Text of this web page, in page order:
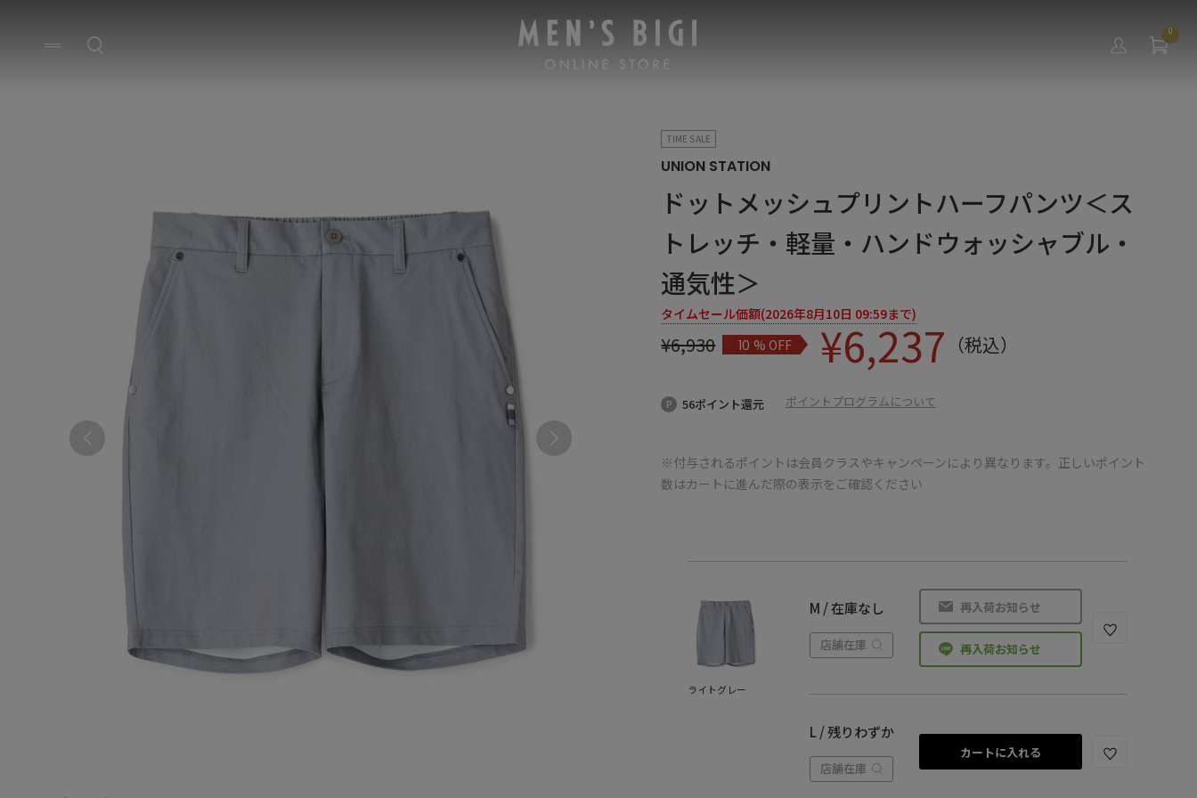
0
TIME SALE
UNION STATION
ドットメッシュプリントハーフパンツ＜ス
トレッチ・軽量・ハンドウォッシャブル・
通気性＞
タイムセール価額(2026年8月10日 09:59まで)
¥6,930 10% OFF ¥6,237 （税込）
56ポイント還元 ポイントプログラムについて
※付与されるポイントは会員クラスやキャンペーンにより異なります。正しいポイント
数はカートに進んだ際の表示をご確認ください
ライトグレー
M / 在庫なし
店舗在庫
再入荷お知らせ
再入荷お知らせ
L / 残りわずか
店舗在庫
カートに入れる